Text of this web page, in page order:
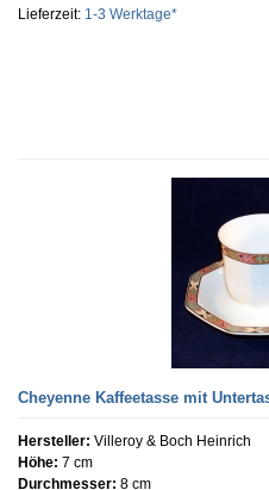
Lieferzeit: 1-3 Werktage*
Cheyenne Kaffeetasse mit
Hersteller: Villeroy & Boch Heinrich
Höhe: 7 cm
Durchmesser: 8 cm